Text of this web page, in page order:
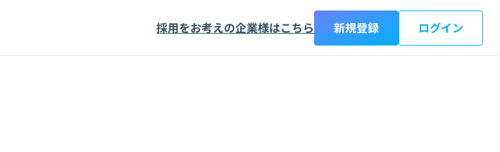
採用をお考えの企業様はこちら 新規登録 ログイン